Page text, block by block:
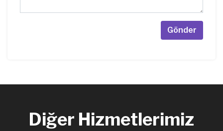
Gönder
Diğer Hizmetlerimiz